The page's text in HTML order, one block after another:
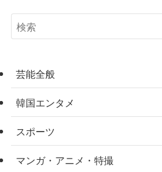
芸能全般
韓国エンタメ
スポーツ
マンガ・アニメ・特撮